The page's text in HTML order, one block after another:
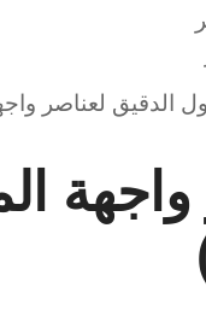
الدقيق لعناصر